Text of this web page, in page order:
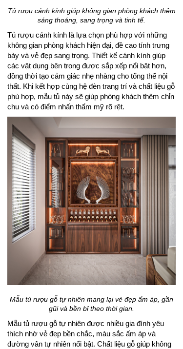
Tủ rượu cánh kính giúp không gian phòng khách thêm
sáng thoáng, sang trọng và tinh tế.
Tủ rượu cánh kính là lựa chọn phù hợp với những
không gian phòng khách hiện đại, đề cao tính trưng
bày và vẻ đẹp sang trọng. Thiết kế cánh kính giúp
các vật dụng bên trong được sắp xếp nổi bật hơn,
đồng thời tạo cảm giác nhẹ nhàng cho tổng thể nội
thất. Khi kết hợp cùng hệ đèn trang trí và chất liệu gỗ
phù hợp, mẫu tủ này sẽ giúp phòng khách thêm chỉn
chu và có điểm nhấn thẩm mỹ rõ rệt.
Mẫu tủ rượu gỗ tự nhiên mang lại vẻ đẹp ấm áp, gần
gũi và bền bỉ theo thời gian.
Mẫu tủ rượu gỗ tự nhiên được nhiều gia đình yêu
thích nhờ vẻ đẹp bền chắc, màu sắc ấm áp và
đường vân tự nhiên nổi bật. Chất liệu gỗ giúp không